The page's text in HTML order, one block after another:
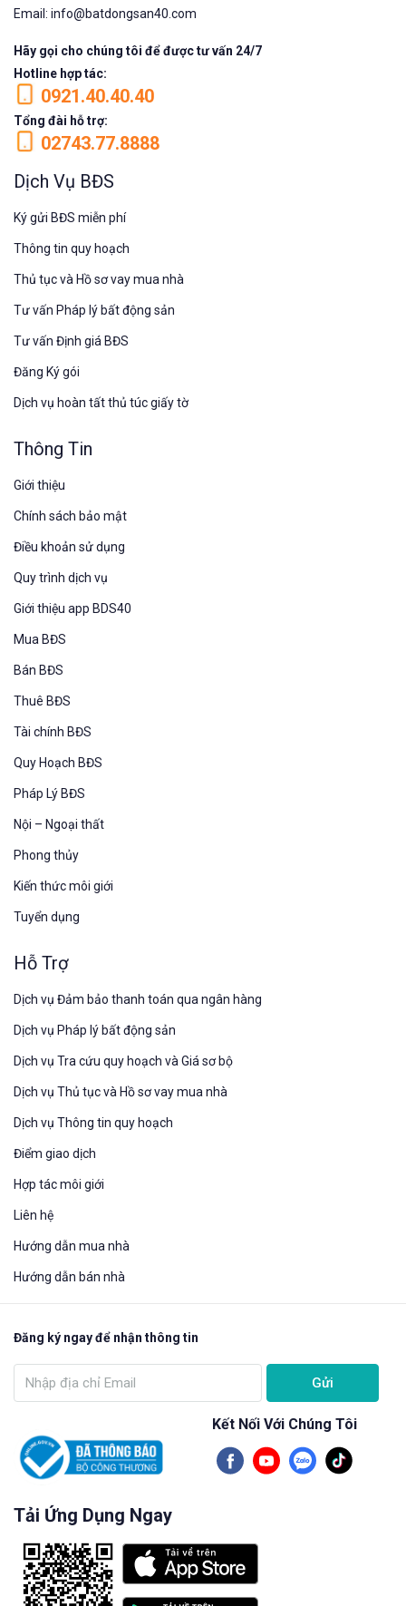
Email: info@batdongsan40.com
Hãy gọi cho chúng tôi để được tư vấn 24/7
Hotline hợp tác:
0921.40.40.40
Tổng đài hỗ trợ:
02743.77.8888
Dịch Vụ BĐS
Ký gửi BĐS miễn phí
Thông tin quy hoạch
Thủ tục và Hồ sơ vay mua nhà
Tư vấn Pháp lý bất động sản
Tư vấn Định giá BĐS
Đăng Ký gói
Dịch vụ hoàn tất thủ túc giấy tờ
Thông Tin
Giới thiệu
Chính sách bảo mật
Điều khoản sử dụng
Quy trình dịch vụ
Giới thiệu app BDS40
Mua BĐS
Bán BĐS
Thuê BĐS
Tài chính BĐS
Quy Hoạch BĐS
Pháp Lý BĐS
Nội – Ngoại thất
Phong thủy
Kiến thức môi giới
Tuyển dụng
Hỗ Trợ
Dịch vụ Đảm bảo thanh toán qua ngân hàng
Dịch vụ Pháp lý bất động sản
Dịch vụ Tra cứu quy hoạch và Giá sơ bộ
Dịch vụ Thủ tục và Hồ sơ vay mua nhà
Dịch vụ Thông tin quy hoạch
Điểm giao dịch
Hợp tác môi giới
Liên hệ
Hướng dẫn mua nhà​
Hướng dẫn bán nhà
Đăng ký ngay để nhận thông tin
Gửi
Kết Nối Với Chúng Tôi
Tải Ứng Dụng Ngay